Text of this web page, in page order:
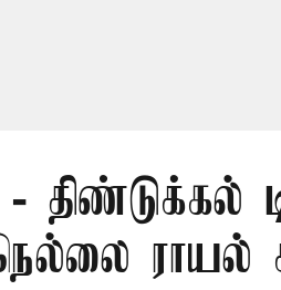
- திண்டுக்கல்
ராயல்